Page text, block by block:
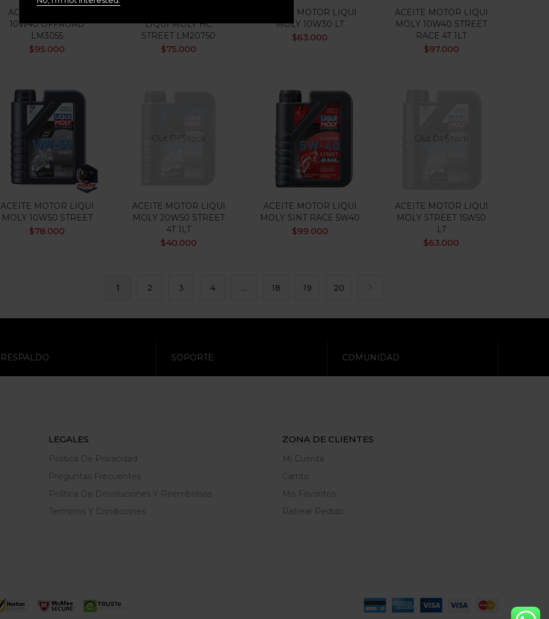
ACEITE MOTOR 4T
10W40 OFFROAD
LM3055
$95.000
LIQUI MOLY HC
STREET LM20750
$75.000
ACEITE MOTOR LIQUI
MOLY 10W30 LT
$63.000
ACEITE MOTOR LIQUI
MOLY 10W40 STREET
RACE 4T 1LT
$97.000
ACEITE MOTOR LIQUI
MOLY 10W50 STREET
$78.000
Out Of Stock
ACEITE MOTOR LIQUI
MOLY 20W50 STREET
4T 1LT
$40.000
ACEITE MOTOR LIQUI
MOLY SINT RACE 5W40
$99.000
Out Of Stock
ACEITE MOTOR LIQUI
MOLY STREET 15W50
LT
$63.000
1 2 3 4 … 18 19 20
RESPALDO SOPORTE COMUNIDAD
LEGALES
Politica De Privacidad
Preguntas Frecuentes
Política De Devoluciones Y Reembolsos
Terminos Y Condiciones
ZONA DE CLIENTES
Mi Cuenta
Carrito
Mis Favoritos
Ratrear Pedido